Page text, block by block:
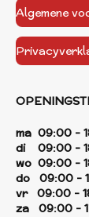
Algemene
ma 09:00 -
di 09:00 -
wo 09:00 -
do 09:00 -
vr 09:00 -
za 09:00 -